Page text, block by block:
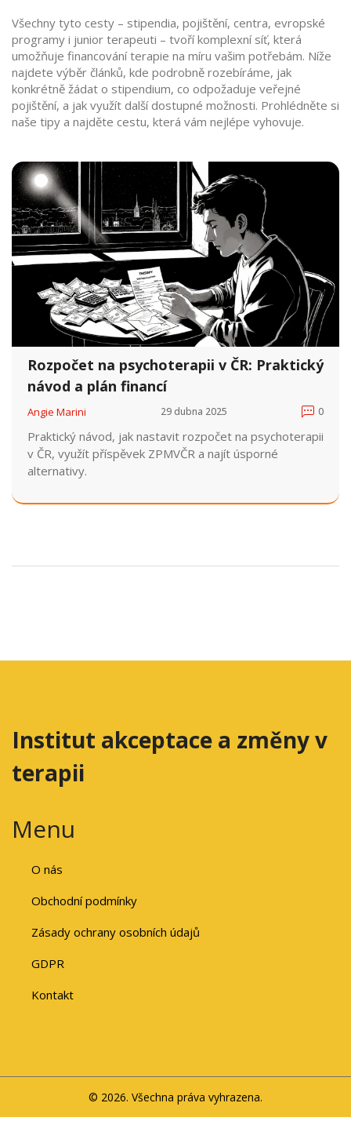
Všechny tyto cesty – stipendia, pojištění, centra, evropské
programy i junior terapeuti – tvoří komplexní síť, která
umožňuje financování terapie na míru vašim potřebám. Níže
najdete výběr článků, kde podrobně rozebíráme, jak
konkrétně žádat o stipendium, co odpožaduje veřejné
pojištění, a jak využít další dostupné možnosti. Prohlédněte si
naše tipy a najděte cestu, která vám nejlépe vyhovuje.
Rozpočet na psychoterapii v ČR: Praktický
návod a plán financí
Angie Marini 29 dubna 2025 0
Praktický návod, jak nastavit rozpočet na psychoterapii
v ČR, využít příspěvek ZPMVČR a najít úsporné
alternativy.
Institut akceptace a změny v
terapii
Menu
O nás
Obchodní podmínky
Zásady ochrany osobních údajů
GDPR
Kontakt
© 2026. Všechna práva vyhrazena.